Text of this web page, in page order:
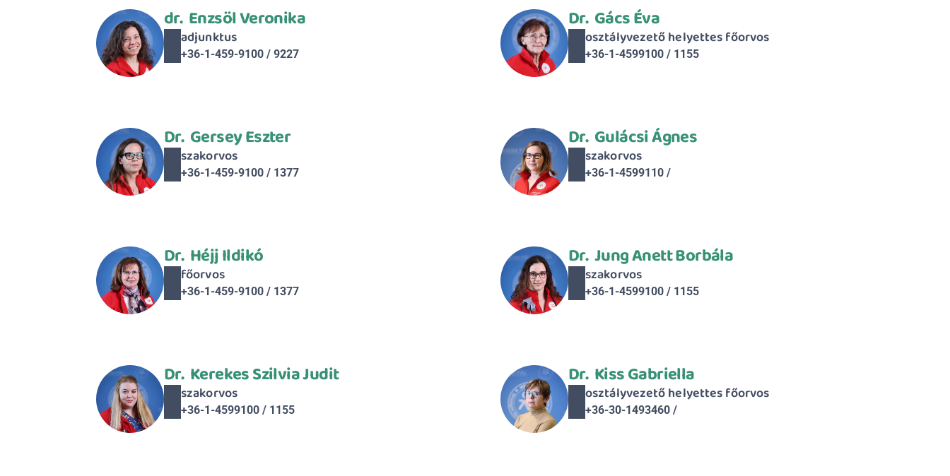
dr.  Enzsöl Veronika
adjunktus
+36-1-459-9100 / 9227
Dr.  Gács Éva
osztályvezető helyettes főorvos
+36-1-4599100 / 1155
Dr.  Gersey Eszter
szakorvos
+36-1-459-9100 / 1377
Dr.  Gulácsi Ágnes
szakorvos
+36-1-4599110 /
Dr.  Héjj Ildikó
főorvos
+36-1-459-9100 / 1377
Dr.  Jung Anett Borbála
szakorvos
+36-1-4599100 / 1155
Dr.  Kerekes Szilvia Judit
szakorvos
+36-1-4599100 / 1155
Dr.  Kiss Gabriella
osztályvezető helyettes főorvos
+36-30-1493460 /